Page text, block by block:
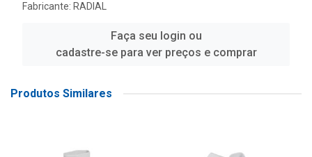
Fabricante: RADIAL
Faça seu login ou
cadastre-se para ver preços e comprar
Produtos Similares